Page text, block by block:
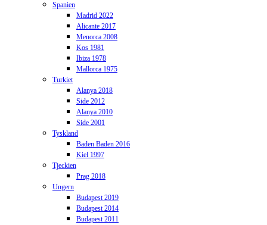
Spanien
Madrid 2022
Alicante 2017
Menorca 2008
Kos 1981
Ibiza 1978
Mallorca 1975
Turkiet
Alanya 2018
Side 2012
Alanya 2010
Side 2001
Tyskland
Baden Baden 2016
Kiel 1997
Tjeckien
Prag 2018
Ungern
Budapest 2019
Budapest 2014
Budapest 2011